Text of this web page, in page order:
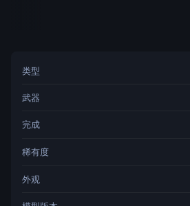
类型
武器
完成
稀有度
外观